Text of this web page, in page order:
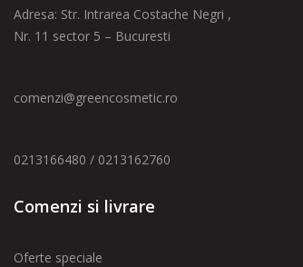
Adresa: Str. Intrarea Costache Negri ,
Nr. 11 sector 5 – Bucuresti
comenzi@greencosmetic.ro
0213166480 / 0213162760
Comenzi si livrare
Oferte speciale